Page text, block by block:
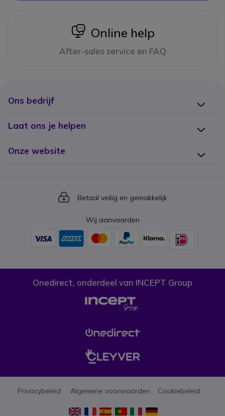
icon
Online help
After-sales service en FAQ
Ons bedrijf
Laat ons je helpen
Onze website
Icon
Betaal veilig en gemakkelijk
Wij aanvaarden
Onedirect, onderdeel van INCEPT Group
Privacybeleid Algemene voorwaarden Cookiebeleid